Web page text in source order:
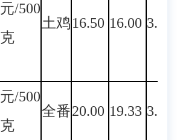
元/500
克
土鸡16.50 16.00 3.13
元/500
克
全番20.00 19.33 3.47